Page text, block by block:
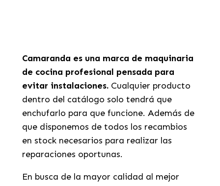
Camaranda es una marca de maquinaria
de cocina profesional pensada para
evitar instalaciones.Cualquier producto
dentro del catálogo solo tendrá que
enchufarlo para que funcione. Además de
que disponemos de todos los recambios
en stock necesarios para realizar las
reparaciones oportunas.
En busca de la mayor calidad al mejor